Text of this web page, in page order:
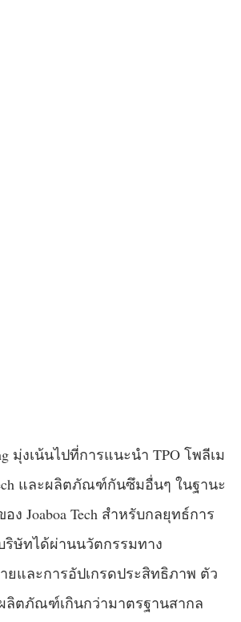
มุ่งเน้นไปที่การแนะนำ TPO โพลีเม
และผลิตภัณฑ์กันซึมอื่นๆ ในฐานะ
Joaboa Tech สำหรับกลยุทธ์การ
ริษัทได้ผ่านนวัตกรรมทาง
ยและการอัปเกรดประสิทธิภาพ ตัว
ตภัณฑ์เกินกว่ามาตรฐานสากล